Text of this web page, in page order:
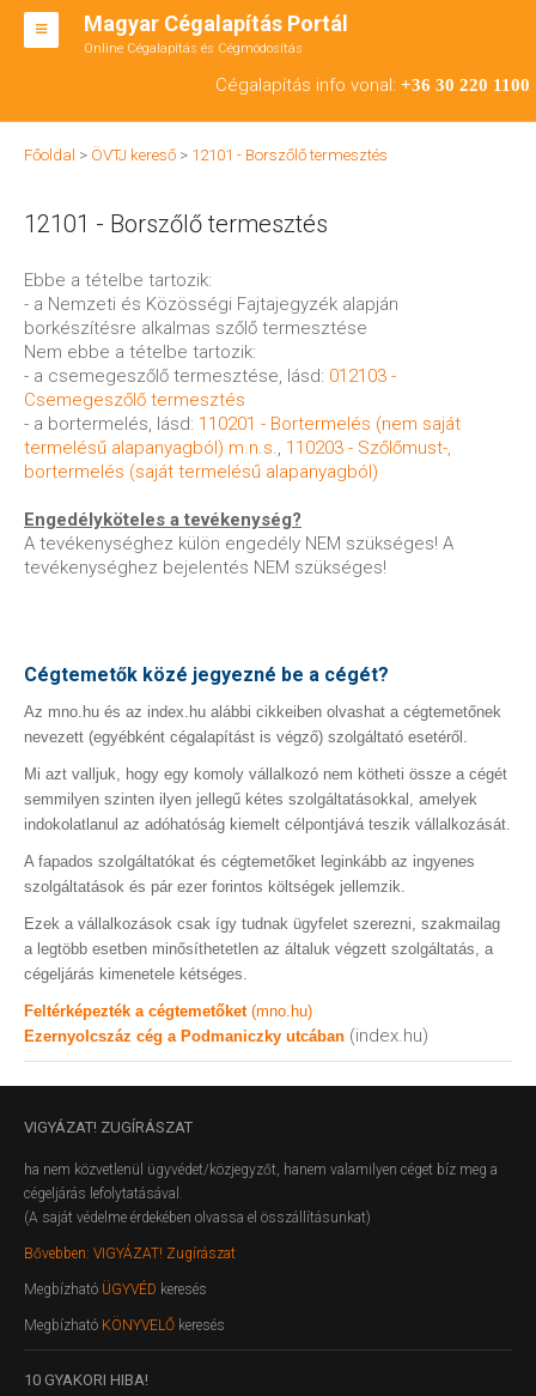
Magyar Cégalapítás Portál
Online Cégalapítás és Cégmódosítás
Cégalapítás info vonal: +36 30 220 1100
BT ALAPÍTÁS
CÉGMÓDOSÍTÁS
ÁTALAKULÁS
TEÁOR SZÁMOK '08
KAPCSOLAT
IRODÁK
Főoldal > ÖVTJ kereső > 12101 - Borszőlő termesztés
12101 - Borszőlő termesztés
Ebbe a tételbe tartozik:
- a Nemzeti és Közösségi Fajtajegyzék alapján
borkészítésre alkalmas szőlő termesztése
Nem ebbe a tételbe tartozik:
- a csemegeszőlő termesztése, lásd: 012103 -
Csemegeszőlő termesztés
- a bortermelés, lásd: 110201 - Bortermelés (nem saját
termelésű alapanyagból) m.n.s., 110203 - Szőlőmust-,
bortermelés (saját termelésű alapanyagból)
Engedélyköteles a tevékenység?
A tevékenységhez külön engedély NEM szükséges! A
tevékenységhez bejelentés NEM szükséges!
Cégtemetők közé jegyezné be a cégét?
Az mno.hu és az index.hu alábbi cikkeiben olvashat a cégtemetőnek
nevezett (egyébként cégalapítást is végző) szolgáltató esetéről.
Mi azt valljuk, hogy egy komoly vállalkozó nem kötheti össze a cégét
semmilyen szinten ilyen jellegű kétes szolgáltatásokkal, amelyek
indokolatlanul az adóhatóság kiemelt célpontjává teszik vállalkozását.
A fapados szolgáltatókat és cégtemetőket leginkább az ingyenes
szolgáltatások és pár ezer forintos költségek jellemzik.
Ezek a vállalkozások csak így tudnak ügyfelet szerezni, szakmailag
a legtöbb esetben minősíthetetlen az általuk végzett szolgáltatás, a
cégeljárás kimenetele kétséges.
Feltérképezték a cégtemetőket (mno.hu)
Ezernyolcszáz cég a Podmaniczky utcában (index.hu)
VIGYÁZAT! ZUGÍRÁSZAT
ha nem közvetlenül ügyvédet/közjegyzőt, hanem valamilyen céget bíz meg a
cégeljárás lefolytatásával.
(A saját védelme érdekében olvassa el összállításunkat)
Bővebben: VIGYÁZAT! Zugírászat
Megbízható ÜGYVÉD keresés
Megbízható KÖNYVELŐ keresés
10 GYAKORI HIBA!